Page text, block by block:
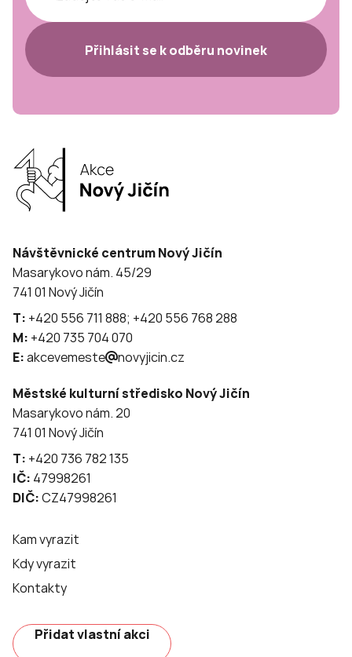
Přihlásit se k odběru novinek
Návštěvnické centrum Nový Jičín
Masarykovo nám. 45/29
741 01 Nový Jičín
T: +420 556 711 888; +420 556 768 288
M: +420 735 704 070
E:akcevemeste novyjicin.cz
Městské kulturní středisko Nový Jičín
Masarykovo nám. 20
741 01 Nový Jičín
T: +420 736 782 135
IČ: 47998261
DIČ:CZ47998261
Kam vyrazit
Kdy vyrazit
Kontakty
Přidat vlastní akci